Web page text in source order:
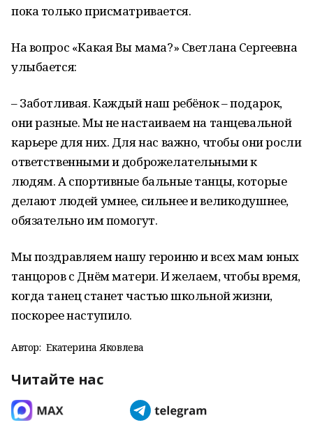
пока только присматривается.
На вопрос «Какая Вы мама?» Светлана Сергеевна
улыбается:
– Заботливая. Каждый наш ребёнок – подарок,
они разные. Мы не настаиваем на танцевальной
карьере для них. Для нас важно, чтобы они росли
ответственными и доброжелательными к
людям. А спортивные бальные танцы, которые
делают людей умнее, сильнее и великодушнее,
обязательно им помогут.
Мы поздравляем нашу героиню и всех мам юных
танцоров с Днём матери. И желаем, чтобы время,
когда танец станет частью школьной жизни,
поскорее наступило.
Автор: Екатерина Яковлева
Читайте нас